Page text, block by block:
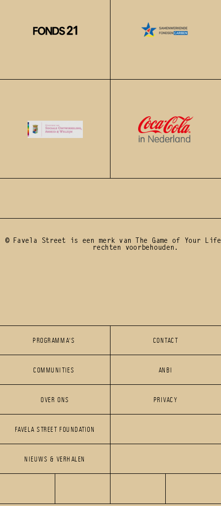
© Favela Street is een merk van The Game of Your
rechten voorbehouden.
PROGRAMMA'S
PROGRAMMA'S
COMMUNITIES
COMMUNITIES
OVER ONS
OVER ONS
FAVELA STREET FOUNDATION
FAVELA STREET FOUNDATION
NIEUWS & VERHALEN
CONTACT
CONTACT
ANBI
ANBI
PRIVACY